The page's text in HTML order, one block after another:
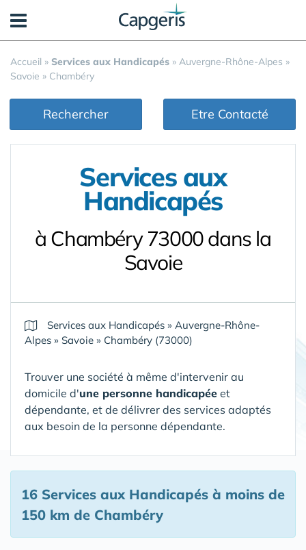
Accueil » Services aux Handicapés » Auvergne-Rhône-Alpes »
Savoie » Chambéry
Rechercher Etre Contacté
Services aux
Handicapés
à Chambéry 73000 dans la
Savoie
Services aux Handicapés » Auvergne-Rhône-
Alpes » Savoie » Chambéry (73000)
Trouver une société à même d'intervenir au
domicile d'une personne handicapée et
dépendante, et de délivrer des services adaptés
aux besoin de la personne dépendante.
16 Services aux Handicapés à moins de
150 km de Chambéry